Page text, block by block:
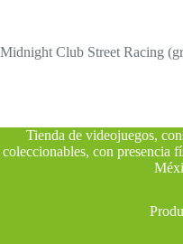
Midnight Club Street Racing
Tienda de videojuegos,
coleccionables, con presencia